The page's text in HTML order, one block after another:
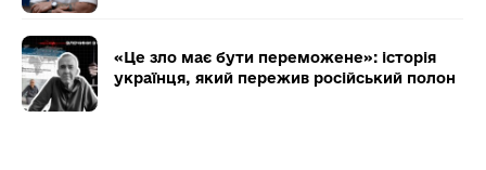
«Це зло має бути переможене»: історія
українця, який пережив російський полон